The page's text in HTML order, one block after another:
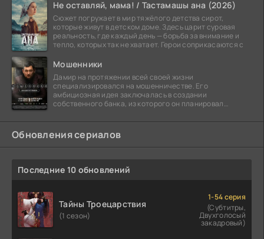
Не оставляй, мама! / Тастамашы ана (2026)
Сюжет погружает в мир тяжёлого детства сирот,
которые живут в детском доме. Здесь царит суровая
реальность, где каждый день — борьба за внимание и
тепло, которых так не хватает. Герои соприкасаются с
Мошенники
Дамир на протяжении всей своей жизни
специализировался на мошенничестве. Его
амбициозная идея заключалась в создании
собственного банка, из которого он планировал
Обновления сериалов
Последние 10 обновлений
Тайны Троецарствия
(1 сезон)
1-54 серия
(Субтитры,
Двухголосый
закадровый)